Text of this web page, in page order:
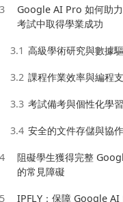
3
Google AI Pro 如何助
考試中取得學業成功
3.1 高級學術研究與數據
3.2 課程作業效率與編程
3.3 考試備考與個性化學習
3.4 安全的文件存儲與協
4
阻礙學生獲得完整
的常見障礙
5 IPFLY：保障 Google